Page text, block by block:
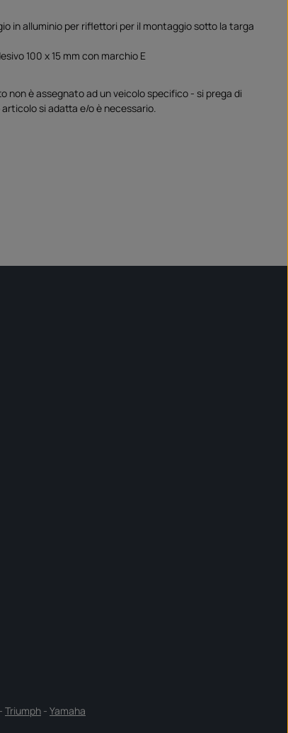
in alluminio per riflettori per il montaggio sotto la targa
100 x 15 mm con marchio E
non è assegnato ad un veicolo specifico - si prega di
si adatta e/o è necessario.
- Triumph - Yamaha